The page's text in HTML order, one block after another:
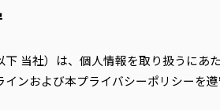
下 当社）は、個人情報を取り扱うにあ
ンおよび本プライバシーポリシーを遵